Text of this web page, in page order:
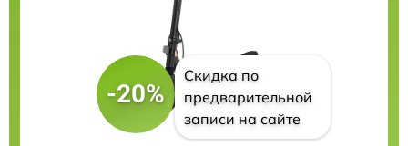
-20%
Скидка по
предварительной
записи на сайте